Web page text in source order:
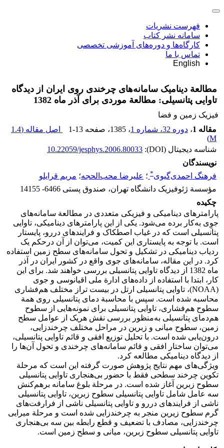
فهرست نشریات
سامانه نشر کتاب
کارگاه‌ها و دوره‌های آموزشی تخصصی
تماس با ما
English
مطالعة دینامیک سامانه‌های چرخندی روی ایران از دیدگاه
تاوایی پتانسیلی: مطالعة موردی برای آذر ماه 1382
فیزیک زمین و فضا
مقاله 1
، دوره 32، شماره 1 ، 1385 ، صفحه 1-13 اصل مقاله (1.4
M
)
شناسه دیجیتال (DOI):
10.22059/jesphys.2006.80033
نویسندگان
فرهنگ احمدی‌گیوی* ؛ علیرضا محب‌الحجه؛ مریم قرایلو
مؤسسة ژئوفیزیک دانشگاه تهران، صندوق پستی 6466- 14155
چکیده
پارامترهای دینامیکی و فیزیکی متعددی در مطالعة سامانه‌های
جوِی به‌کار برده می‌شود. یکی از این پارامترهای دینامیکی، تاوایی
پتانسیلی است که در غیاب اصطکاک و فرایندهای دررو، پایستار
است. با توجه به پایستاری این کمیت، می‌توان از آن درحکم یک
ردیاب دینامیکی در تشکیل و تحول سامانه‌های سطح زمین استفاده
کرد. در این مقاله، سامانه‌های جوی واقع در کشور ایران در آذر
ماه 1382 از دیدگاه تاوایی پتانسیلی بررسی خواهند شد. برای این
کار، ابتدا با استفاده از داده‌های ادارة ملی اقیانوسی و جوی
(NOAA)، تاوایی پتانسیلی ارتل در بیست تراز مختلف هم‌فشاری
محاسبه شده است. سپس با محاسبة دمای پتانسیلی روی همة
سطوح هم‌فشاری، تاوایی پتانسیلی برای نمونه‌هایی از سطوح
هم‌دمای پتانسیلی به‌منظور بررسی نقش هریک از عوامل سطح
زمین، سطوح میانی و زبرین در مراحل مختلف چرخندزایی،
درون‌یابی شده است. با تحلیل توزیع افقی و قائم تاوایی پتانسیلی،
می‌توان ساختار افقی و قائم سامانه‌های چرخندی و تحول آن‌ها را
از دیدگاه دینامیکی مطالعه کرد.
ویژگی‌های مهم نتایج پژوهش صورت گرفته این است که مرحلة
تکوین چرخند سطحی فقط با حضور بی‌هنجاری تاوایی پتانسیلی
سطوح زبرین آغاز شده است. در مرحلة بلوغ سامانه برهم‌کنش
سه عامل شامل تاوایی پتانسیلی سطوح زبرین، تاوایی پتانسیلی
ناشی از فرایندهای دررو و تاوایی پتانسیلی ناشی از فرارفت‌های
گرم سطوح زیرین منجر به چرخندزایی شده است و مرحلة میرایی
چرخندزایی، مصادف با تضعیف و قطع رابطه بین سه بی‌هنجاری
تاوایی پتانسیلی سطوح زبرین، میانی و سطح زمین است.